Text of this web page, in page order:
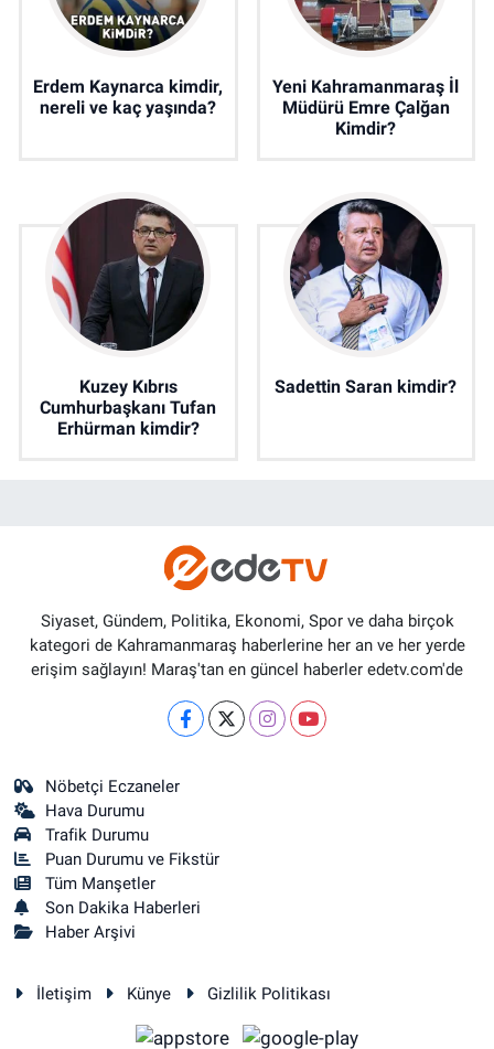
Erdem Kaynarca kimdir,
nereli ve kaç yaşında?
Yeni Kahramanmaraş İl
Müdürü Emre Çalğan
Kimdir?
Kuzey Kıbrıs
Cumhurbaşkanı Tufan
Erhürman kimdir?
Sadettin Saran kimdir?
Siyaset, Gündem, Politika, Ekonomi, Spor ve daha birçok
kategori de Kahramanmaraş haberlerine her an ve her yerde
erişim sağlayın! Maraş'tan en güncel haberler edetv.com'de
Nöbetçi Eczaneler
Hava Durumu
Trafik Durumu
Puan Durumu ve Fikstür
Tüm Manşetler
Son Dakika Haberleri
Haber Arşivi
İletişim Künye Gizlilik Politikası